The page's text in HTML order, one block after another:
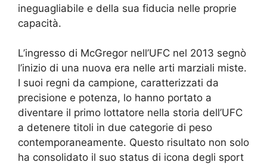
ineguagliabile e della sua fiducia nelle proprie
capacità.
L’ingresso di McGregor nell’UFC nel 2013 segnò
l’inizio di una nuova era nelle arti marziali miste.
I suoi regni da campione, caratterizzati da
precisione e potenza, lo hanno portato a
diventare il primo lottatore nella storia dell’UFC
a detenere titoli in due categorie di peso
contemporaneamente. Questo risultato non solo
ha consolidato il suo status di icona degli sport